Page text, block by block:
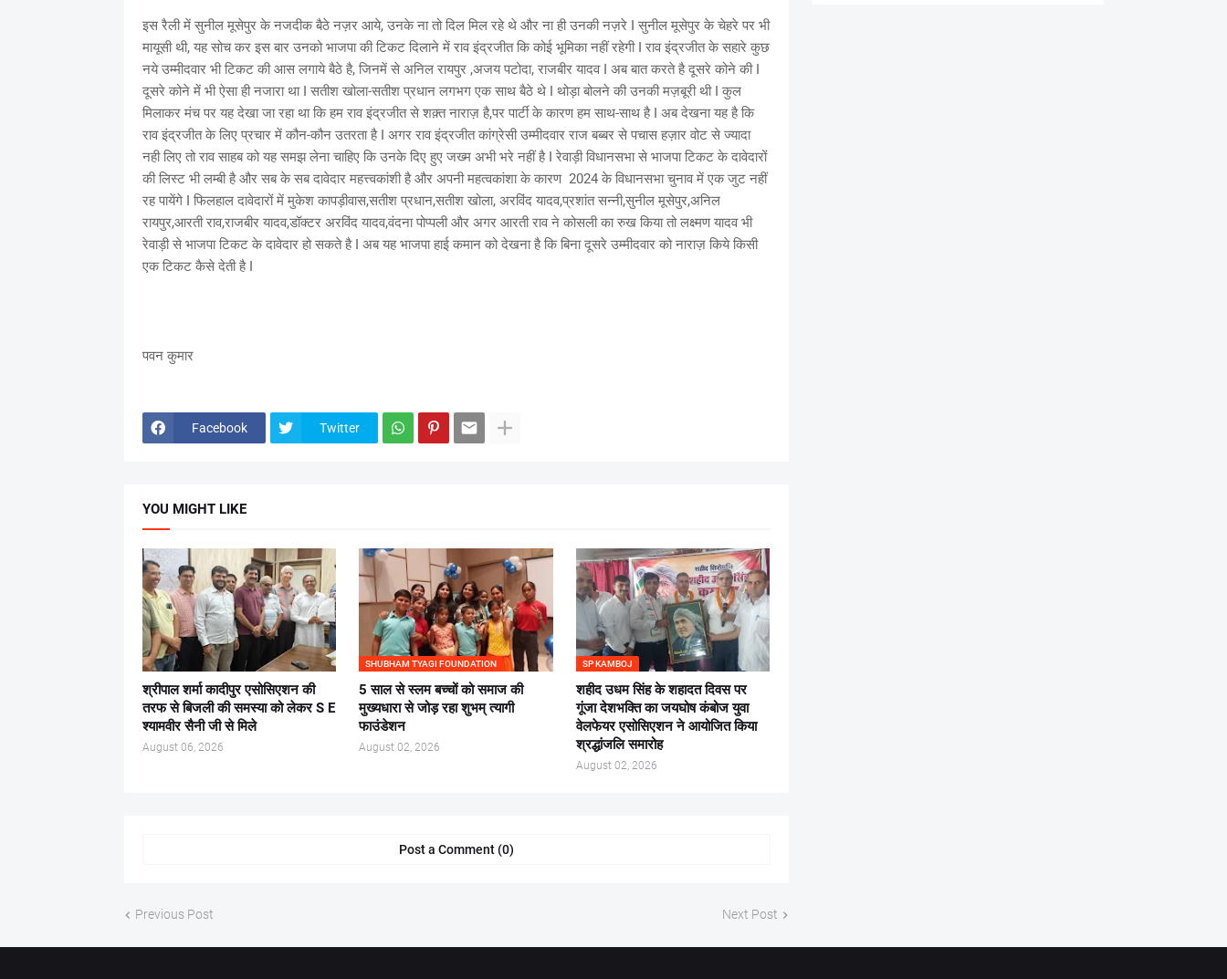
इस रैली में सुनील मूसेपुर के नजदीक बैठे नज़र आये, उनके ना तो दिल मिल रहे थे और ना ही उनकी नज़रे I सुनील मूसेपुर के चेहरे पर भी
मायूसी थी, यह सोच कर इस बार उनको भाजपा की टिकट दिलाने में राव इंद्रजीत कि कोई भूमिका नहीं रहेगी I राव इंद्रजीत के सहारे कुछ
नये उम्मीदवार भी टिकट की आस लगाये बैठे है, जिनमें से अनिल रायपुर ,अजय पटोदा, राजबीर यादव I अब बात करते है दूसरे कोने की I
दूसरे कोने में भी ऐसा ही नजारा था I सतीश खोला-सतीश प्रधान लगभग एक साथ बैठे थे I थोड़ा बोलने की उनकी मज़बूरी थी I कुल
मिलाकर मंच पर यह देखा जा रहा था कि हम राव इंद्रजीत से शक़्त नाराज़ है,पर पार्टी के कारण हम साथ-साथ है I अब देखना यह है कि
राव इंद्रजीत के लिए प्रचार में कौन-कौन उतरता है I अगर राव इंद्रजीत कांग्रेसी उम्मीदवार राज बब्बर से पचास हज़ार वोट से ज्यादा
नही लिए तो राव साहब को यह समझ लेना चाहिए कि उनके दिए हुए जख्म अभी भरे नहीं है I रेवाड़ी विधानसभा से भाजपा टिकट के दावेदारों
की लिस्ट भी लम्बी है और सब के सब दावेदार महत्त्वकांशी है और अपनी महत्वकांशा के कारण 2024 के विधानसभा चुनाव में एक जुट नहीं
रह पायेंगे I फिलहाल दावेदारों में मुकेश कापड़ीवास,सतीश प्रधान,सतीश खोला, अरविंद यादव,प्रशांत सन्नी,सुनील मूसेपुर,अनिल
रायपुर,आरती राव,राजबीर यादव,डॉक्टर अरविंद यादव,वंदना पोप्पली और अगर आरती राव ने कोसली का रुख किया तो लक्ष्मण यादव भी
रेवाड़ी से भाजपा टिकट के दावेदार हो सकते है I अब यह भाजपा हाई कमान को देखना है कि बिना दूसरे उम्मीदवार को नाराज़ किये किसी
एक टिकट कैसे देती है I
पवन कुमार
Facebook Twitter
YOU MIGHT LIKE
श्रीपाल शर्मा कादीपुर एसोसिएशन की
तरफ से बिजली की समस्या को लेकर S E
श्यामवीर सैनी जी से मिले
August 06, 2026
SHUBHAM TYAGI FOUNDATION
5 साल से स्लम बच्चों को समाज की
मुख्यधारा से जोड़ रहा शुभम् त्यागी
फाउंडेशन
August 02, 2026
SP KAMBOJ
शहीद उधम सिंह के शहादत दिवस पर
गूंजा देशभक्ति का जयघोष कंबोज युवा
वेलफेयर एसोसिएशन ने आयोजित किया
श्रद्धांजलि समारोह
August 02, 2026
Post a Comment (0)
Previous Post Next Post